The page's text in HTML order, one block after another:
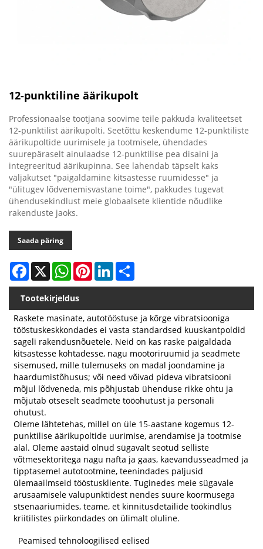
12-punktiline äärikupolt
Professionaalse tootjana soovime teile pakkuda kvaliteetset
12-punktilist äärikupolti. Seetõttu keskendume 12-punktiliste
äärikupoltide uurimisele ja tootmisele, ühendades
suurepäraselt ainulaadse 12-punktilise pea disaini ja
integreeritud äärikupinna. See lahendab täpselt kaks
väljakutset "paigaldamine kitsastesse ruumidesse" ja
"ülitugev lõdvenemisvastane toime", pakkudes tugevat
ühendusekindlust meie globaalsete klientide nõudlike
rakenduste jaoks.
Saada päring
Facebook
X WhatsAppPinterestLinkedIn
Tootekirjeldus
Raskete masinate, autotööstuse ja kõrge vibratsiooniga
tööstuskeskkondades ei vasta standardsed kuuskantpoldid
sageli rakendusnõuetele. Neid on kas raske paigaldada
kitsastesse kohtadesse, nagu mootoriruumid ja seadmete
sisemused, mille tulemuseks on madal joondamine ja
haardumistõhusus; või need võivad pideva vibratsiooni
mõjul lõdveneda, mis põhjustab ühenduse rikke ohtu ja
mõjutab otseselt seadmete tööohutust ja personali
ohutust.
Oleme lähtetehas, millel on üle 15-aastane kogemus 12-
punktilise äärikupoltide uurimise, arendamise ja tootmise
alal. Oleme aastaid olnud sügavalt seotud selliste
võtmesektoritega nagu nafta ja gaas, kaevandusseadmed ja
tipptasemel autotootmine, teenindades paljusid
ülemaailmseid tööstuskliente. Tuginedes meie sügavale
arusaamisele valupunktidest nendes suure koormusega
stsenaariumides, teame, et kinnitusdetailide töökindlus
kriitilistes piirkondades on ülimalt oluline.
Peamised tehnoloogilised eelised